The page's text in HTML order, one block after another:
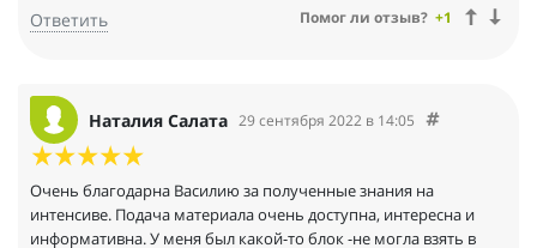
Ответить Помог ли отзыв? +1
Наталия Салата 29 сентября 2022 в 14:05
Очень благодарна Василию за полученные знания на
интенсиве. Подача материала очень доступна, интересна и
информативна. У меня был какой-то блок -не могла взять в